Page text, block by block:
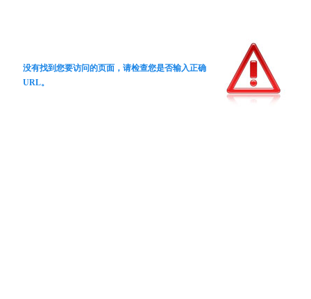
没有找到您要访问的页面，请检查您是否输入正确
URL。